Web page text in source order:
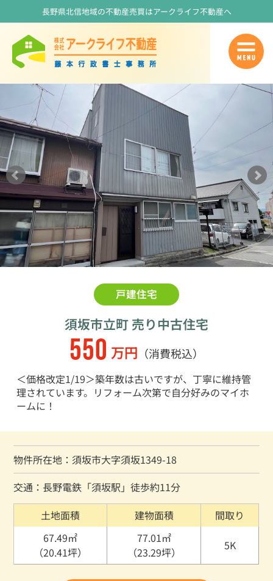
長野県北信地域の不動産売買はアークライフ不動産へ
戸建住宅
須坂市立町 売り中古住宅
550 万円 （消費税込）
＜価格改定1/19＞築年数は古いですが、丁寧に維持管
理されています。リフォーム次第で自分好みのマイホ
ームに！
物件所在地：須坂市大字須坂1349-18
交通：長野電鉄「須坂駅」徒歩約11分
土地面積
建物面積
間取り
67.49㎡
（20.41坪）
77.01㎡
（23.29坪）
5K